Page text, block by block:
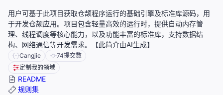
用户可基于此项目获取仓颉程序运行的基础引擎及标准库源码，用
于开发仓颉应用。项目包含轻量高效的运行时，提供自动内存管
理、线程调度等核心能力，以及功能丰富的标准库，支持数据结
构、网络通信等开发需求。【此简介由AI生成】
Cangjie 74提交数
定制我的领域
README
规则集